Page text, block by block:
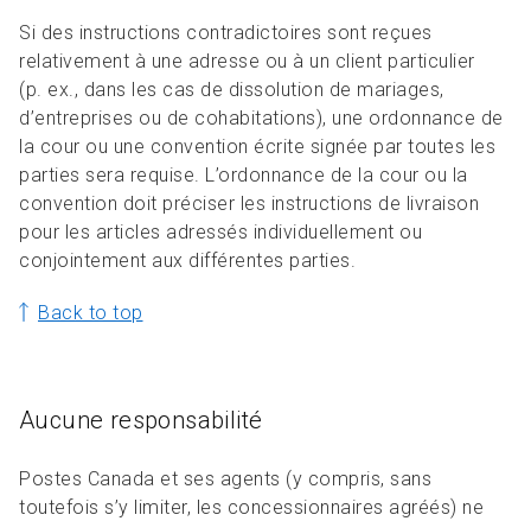
Si des instructions contradictoires sont reçues
relativement à une adresse ou à un client particulier
(p. ex., dans les cas de dissolution de mariages,
d’entreprises ou de cohabitations), une ordonnance de
la cour ou une convention écrite signée par toutes les
parties sera requise. L’ordonnance de la cour ou la
convention doit préciser les instructions de livraison
pour les articles adressés individuellement ou
conjointement aux différentes parties.
Back to top
Aucune responsabilité
Postes Canada et ses agents (y compris, sans
toutefois s’y limiter, les concessionnaires agréés) ne